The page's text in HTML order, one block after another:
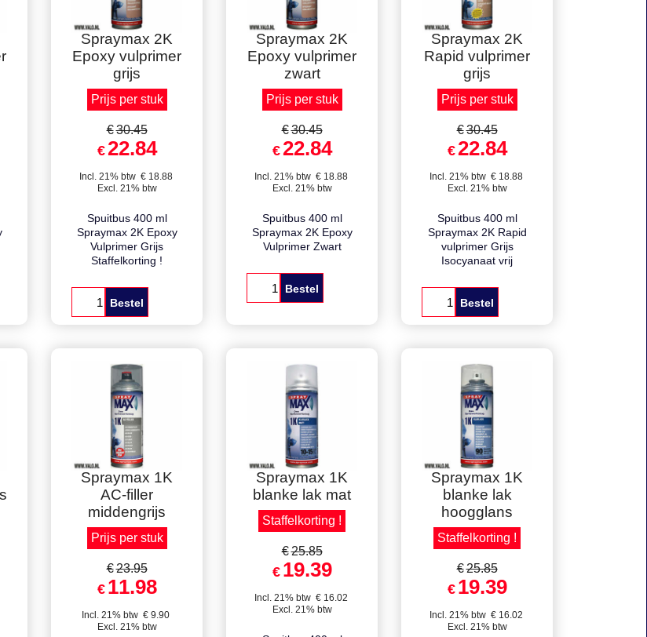
Staffelkorting !
Spraymax 2K
Epoxy vulprimer
grijs
Prijs per stuk
€30.45
Incl. 21% btw € 18.88
Excl. 21% btw
Spraymax 2K Epoxy
Vulprimer Grijs
Staffelkorting !
Staffelkorting !
Spraymax 2K
Epoxy vulprimer
zwart
Prijs per stuk
€30.45
Incl. 21% btw € 18.88
Excl. 21% btw
Spuitbus 400 ml
Spraymax 2K Epoxy
Vulprimer Zwart
Staffelkorting !
Spraymax 2K
Rapid vulprimer
grijs
Prijs per stuk
€30.45
Incl. 21% btw € 18.88
Excl. 21% btw
Spraymax 2K Rapid
vulprimer Grijs
Isocyanaat vrij
Prijs per stuk
AC-filler
middengrijs
Prijs per stuk
Staffelkorting !
Spraymax 1K
blanke lak mat
Staffelkorting !
Staffelkorting !
blanke lak
hoogglans
Staffelkorting !